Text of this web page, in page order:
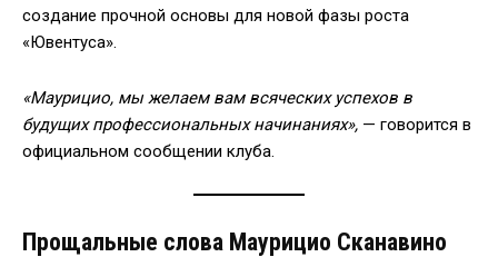
создание прочной основы для новой фазы роста
«Ювентуса».
«Маурицио, мы желаем вам всяческих успехов в
будущих профессиональных начинаниях», — говорится в
официальном сообщении клуба.
Прощальные слова Маурицио Сканавино